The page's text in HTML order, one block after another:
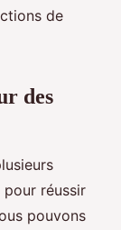
de
des
réussir
pouvons